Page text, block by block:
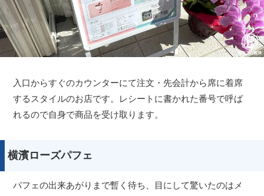
入口からすぐのカウンターにて注文・先会計から席に着席
するスタイルのお店です。レシートに書かれた番号で呼ば
れるので自身で商品を受け取ります。
横濱ローズパフェ
パフェの出来あがりまで暫く待ち、目にして驚いたのはメ